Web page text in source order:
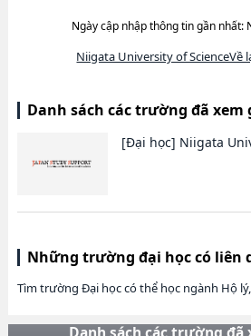
Ngày cập nhập thông tin gần nhất:
Niigata University of ScienceVề
Danh sách các trường đã xem
[Đại học] Niigata
Những trường đại học có liên
Tìm trường Đại học có thể học ngành Hộ